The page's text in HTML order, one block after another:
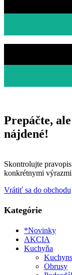
Prepáčte,
nájdené!
Skontrolujte
konkrétnymi
Vrátiť sa do obchodu
Kategórie
*Novinky
AKCIA
Kuchyňa
Obrusy